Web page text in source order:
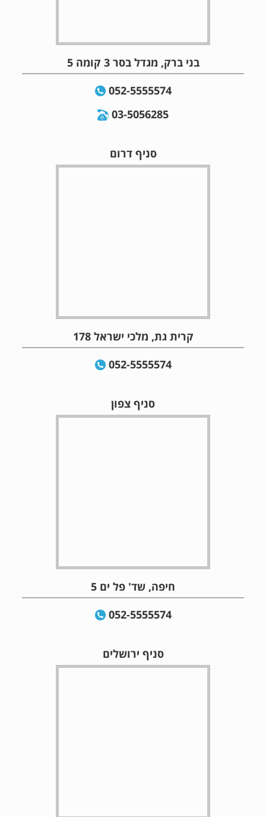
בני ברק, מגדל בסר 3 קומה 5
052-5555574
03-5056285
סניף דרום
קרית גת, מלכי ישראל 178
052-5555574
סניף צפון
חיפה, שד' פל ים 5
052-5555574
סניף ירושלים